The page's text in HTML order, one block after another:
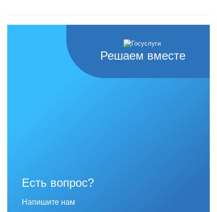
Решаем вместе
Есть вопрос?
Напишите нам